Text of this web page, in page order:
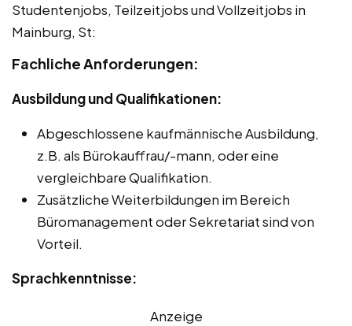
Studentenjobs, Teilzeitjobs und Vollzeitjobs in
Mainburg, St:
Fachliche Anforderungen:
Ausbildung und Qualifikationen:
Abgeschlossene kaufmännische Ausbildung,
z.B. als Bürokauffrau/-mann, oder eine
vergleichbare Qualifikation.
Zusätzliche Weiterbildungen im Bereich
Büromanagement oder Sekretariat sind von
Vorteil.
Sprachkenntnisse:
Anzeige